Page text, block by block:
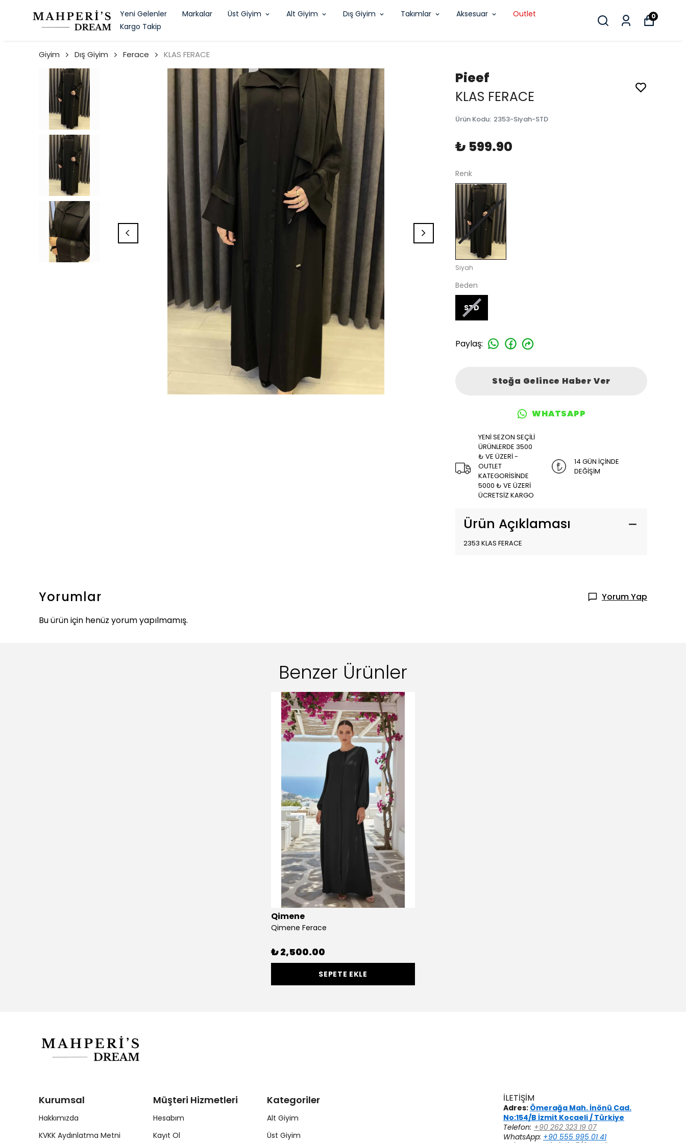
Yeni Gelenler Markalar Üst Giyim Alt Giyim Dış Giyim Takımlar Aksesuar
Outlet
Kargo Takip
0
Giyim Dış Giyim Ferace KLAS FERACE
Pieef
KLAS FERACE
Ürün Kodu: 2353-Siyah-STD
₺ 599.90
Renk
Siyah
Beden
STD
Paylaş:
Stoğa Gelince Haber Ver
WHATSAPP
YENİ SEZON SEÇİLİ
ÜRÜNLERDE 3500
₺ VE ÜZERİ -
OUTLET
KATEGORİSİNDE
5000 ₺ VE ÜZERİ
ÜCRETSİZ KARGO
14 GÜN İÇİNDE
DEĞİŞİM
Ürün Açıklaması
2353 KLAS FERACE
Yorumlar
Yorum Yap
Bu ürün için henüz yorum yapılmamış.
Benzer Ürünler
Qimene
Qimene Ferace
₺ 2,500.00
SEPETE EKLE
Kurumsal
Hakkımızda
KVKK Aydınlatma Metni
Müşteri Hizmetleri
Hesabım
Kayıt Ol
Kategoriler
Alt Giyim
Üst Giyim
İLETİŞİM
Adres: Ömerağa Mah. İnönü Cad.
No:154/B İzmit Kocaeli / Türkiye
Telefon: +90 262 323 19 07
WhatsApp: +90 555 995 01 41